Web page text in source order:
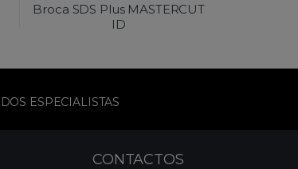
Broca SDS Plus MASTERCUT
ID
ESPECIALISTAS
CONTACTOS